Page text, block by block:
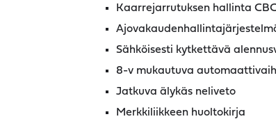
Kaarrejarrutuksen hallinta CBC
Sähköisesti kytkettävä
8-v mukautuva
Jatkuva älykäs neliveto
Merkkiliikkeen huoltokirja